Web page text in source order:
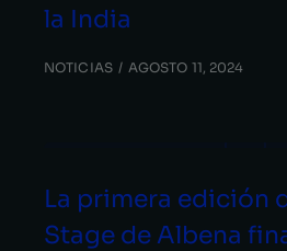
la India
NOTICIAS AGOSTO 11, 2024
La primera edición
Stage de Albena